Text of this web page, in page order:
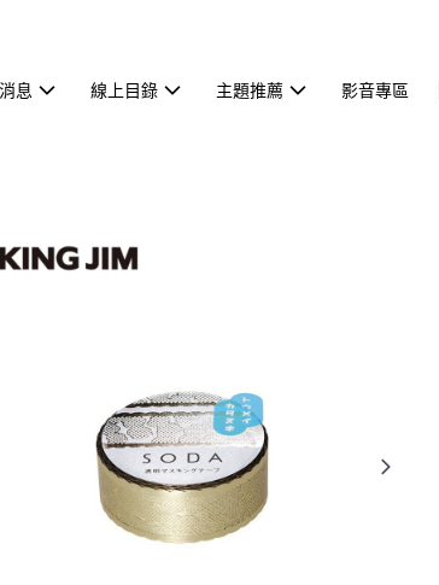
息 線上目錄 主題推薦 影音專區